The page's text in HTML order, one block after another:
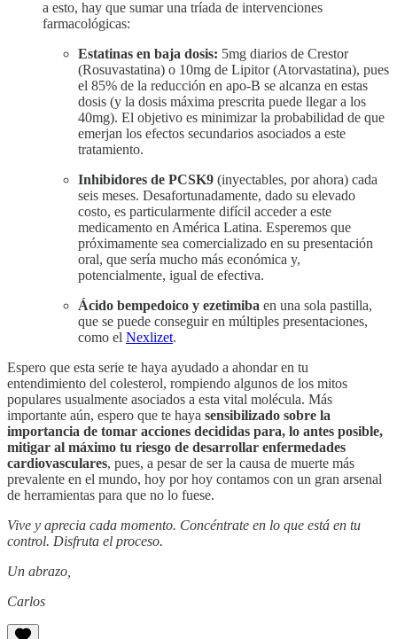
a esto, hay que sumar una tríada de intervenciones
farmacológicas:
Estatinas en baja dosis: 5mg diarios de Crestor
(Rosuvastatina) o 10mg de Lipitor (Atorvastatina), pues
el 85% de la reducción en apo-B se alcanza en estas
dosis (y la dosis máxima prescrita puede llegar a los
40mg). El objetivo es minimizar la probabilidad de que
emerjan los efectos secundarios asociados a este
tratamiento.
Inhibidores de PCSK9 (inyectables, por ahora) cada
seis meses. Desafortunadamente, dado su elevado
costo, es particularmente difícil acceder a este
medicamento en América Latina. Esperemos que
próximamente sea comercializado en su presentación
oral, que sería mucho más económica y,
potencialmente, igual de efectiva.
Ácido bempedoico y ezetimiba en una sola pastilla,
que se puede conseguir en múltiples presentaciones,
como el Nexlizet.
Espero que esta serie te haya ayudado a ahondar en tu
entendimiento del colesterol, rompiendo algunos de los mitos
populares usualmente asociados a esta vital molécula. Más
importante aún, espero que te haya sensibilizado sobre la
importancia de tomar acciones decididas para, lo antes posible,
mitigar al máximo tu riesgo de desarrollar enfermedades
cardiovasculares, pues, a pesar de ser la causa de muerte más
prevalente en el mundo, hoy por hoy contamos con un gran arsenal
de herramientas para que no lo fuese.
Vive y aprecia cada momento. Concéntrate en lo que está en tu
control. Disfruta el proceso.
Un abrazo,
Carlos